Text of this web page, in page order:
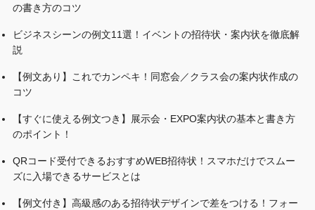
の書き方のコツ
ビジネスシーンの例文11選！イベントの招待状・案内状を徹底解
説
【例文あり】これでカンペキ！同窓会／クラス会の案内状作成の
コツ
【すぐに使える例文つき】展示会・EXPO案内状の基本と書き方
のポイント！
QRコード受付できるおすすめWEB招待状！スマホだけでスムー
ズに入場できるサービスとは
【例文付き】高級感のある招待状デザインで差をつける！フォー